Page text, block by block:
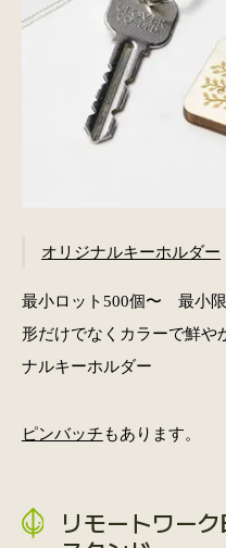
オリジナルキーホルダー
最小ロット500個〜 最小
形だけでなくカラーで鮮や
ナルキーホルダー
ピンバッチもあります。
リモートワー